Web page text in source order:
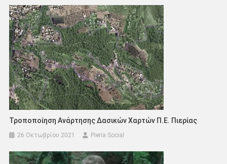
Τροποποίηση Ανάρτησης Δασικών Χαρτών Π.Ε. Πιερίας
26 Οκτωβρίου 2021 Pieria Social